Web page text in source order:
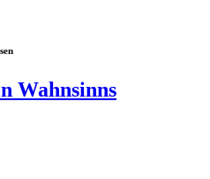
Wahnsinns